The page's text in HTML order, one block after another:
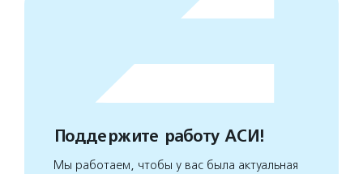
Поддержите работу АСИ!
Мы работаем, чтобы у вас была актуальная